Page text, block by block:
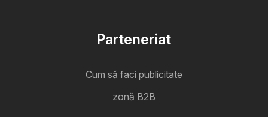
Parteneriat
Cum să faci publicitate
zonă B2B